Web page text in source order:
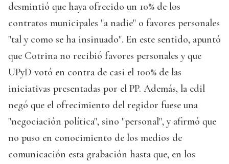
desmintió que haya ofrecido un 10% de los
contratos municipales "a nadie" o favores personales
"tal y como se ha insinuado". En este sentido, apuntó
que Cotrina no recibió favores personales y que
UPyD votó en contra de casi el 100% de las
iniciativas presentadas por el PP. Además, la edil
negó que el ofrecimiento del regidor fuese una
"negociación política", sino "personal", y afirmó que
no puso en conocimiento de los medios de
comunicación esta grabación hasta que, en los